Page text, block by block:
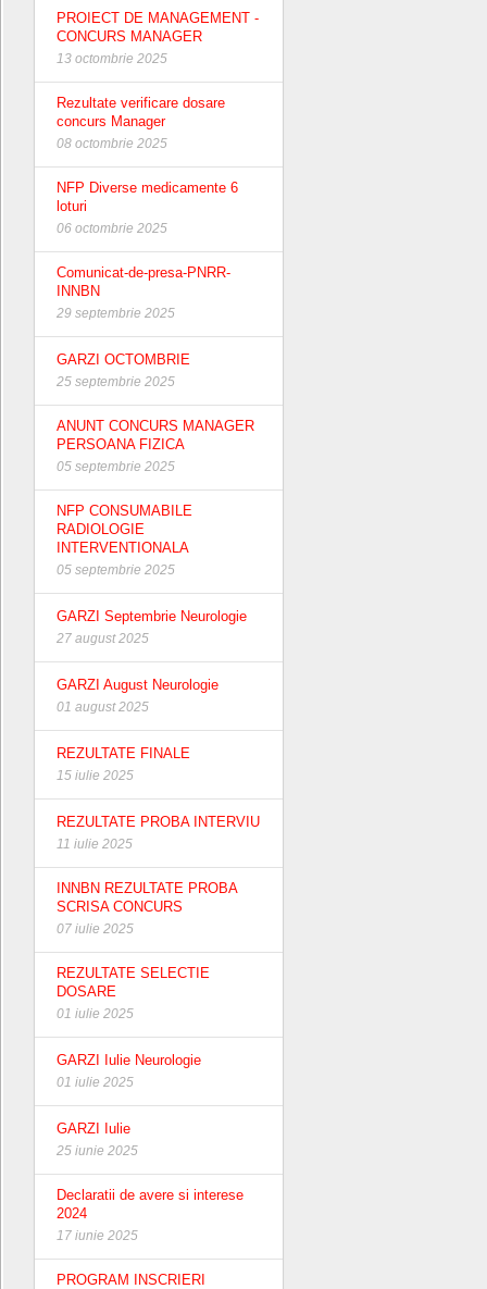
PROIECT DE MANAGEMENT -
CONCURS MANAGER
13 octombrie 2025
Rezultate verificare dosare
concurs Manager
08 octombrie 2025
NFP Diverse medicamente 6
loturi
06 octombrie 2025
Comunicat-de-presa-PNRR-
INNBN
29 septembrie 2025
GARZI OCTOMBRIE
25 septembrie 2025
ANUNT CONCURS MANAGER
PERSOANA FIZICA
05 septembrie 2025
NFP CONSUMABILE
RADIOLOGIE
INTERVENTIONALA
05 septembrie 2025
GARZI Septembrie Neurologie
27 august 2025
GARZI August Neurologie
01 august 2025
REZULTATE FINALE
15 iulie 2025
REZULTATE PROBA INTERVIU
11 iulie 2025
INNBN REZULTATE PROBA
SCRISA CONCURS
07 iulie 2025
REZULTATE SELECTIE
DOSARE
01 iulie 2025
GARZI Iulie Neurologie
01 iulie 2025
GARZI Iulie
25 iunie 2025
Declaratii de avere si interese
2024
17 iunie 2025
PROGRAM INSCRIERI